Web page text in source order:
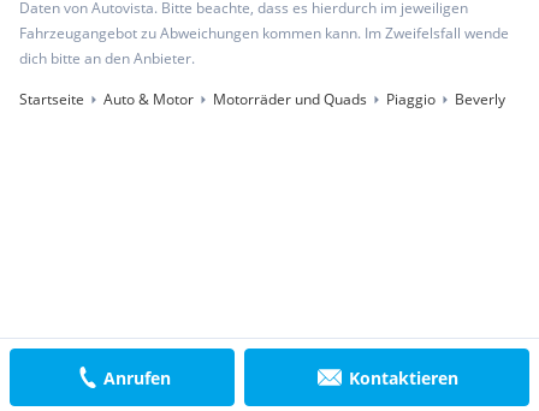
Anrufen Kontaktieren
Daten von Autovista. Bitte beachte, dass es hierdurch im jeweiligen
Fahrzeugangebot zu Abweichungen kommen kann. Im Zweifelsfall wende
dich bitte an den Anbieter.
Startseite
Auto & Motor Motorräder und Quads Piaggio Beverly